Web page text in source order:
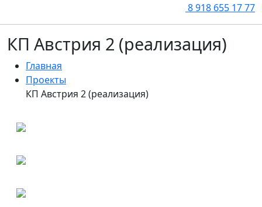
8 918 655 17 77
КП Австрия 2 (реализация)
Главная
Проекты
КП Австрия 2 (реализация)